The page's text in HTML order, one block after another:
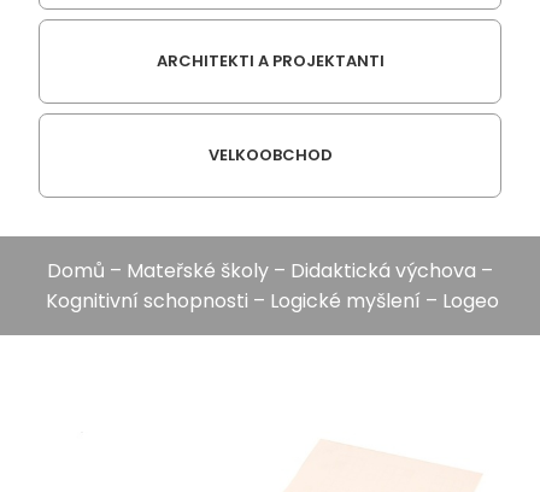
ARCHITEKTI A PROJEKTANTI
VELKOOBCHOD
Domů – Mateřské školy – Didaktická výchova –
Kognitivní schopnosti – Logické myšlení – Logeo